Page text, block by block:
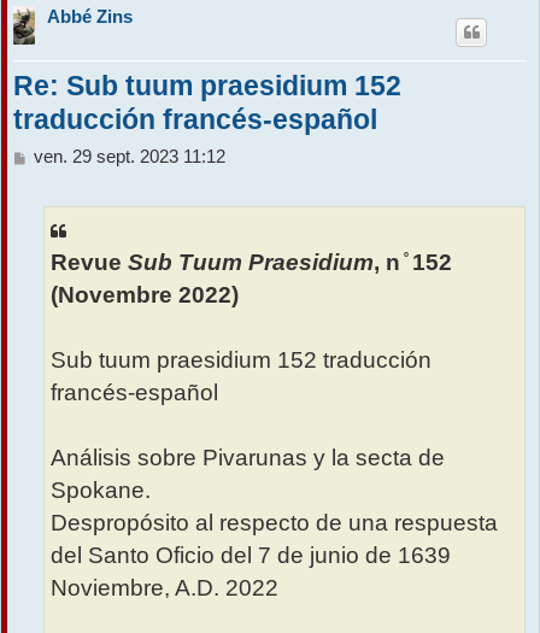
Abbé Zins
Re: Sub tuum praesidium 152
traducción francés-español
M
ven. 29 sept. 2023 11:12
Revue Sub Tuum Praesidium, n ̊ 152
(Novembre 2022)
Sub tuum praesidium 152 traducción
francés-español
Análisis sobre Pivarunas y la secta de
Spokane.
Despropósito al respecto de una respuesta
del Santo Oficio del 7 de junio de 1639
Noviembre, A.D. 2022